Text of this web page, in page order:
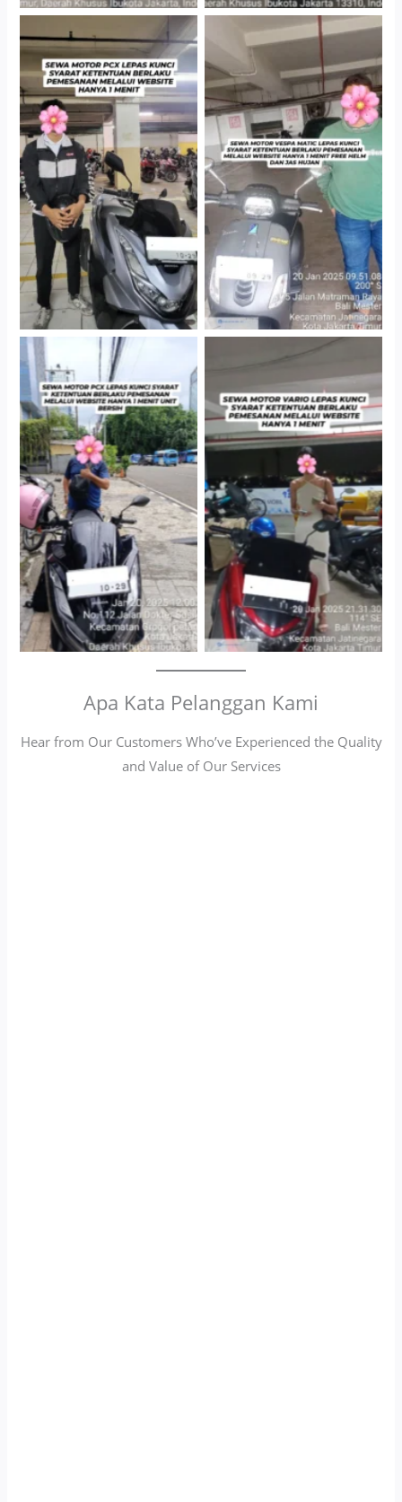
Hotel Kartika Chandra,
Jakarta Selatan
Cityplaza Jatinegara
Gedung Parkir P6A
Antar Jemput Kendaraan
Cityplaza Jatinegara
Gedung Parkir P6A
Apa Kata Pelanggan Kami
Hear from Our Customers Who’ve Experienced the Quality
and Value of Our Services